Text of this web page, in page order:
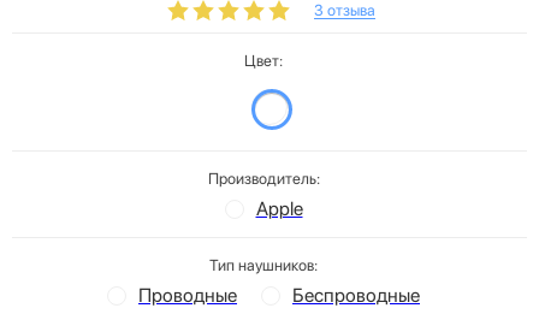
3 отзыва
Цвет:
Производитель:
Apple
Тип наушников:
Проводные Беспроводные